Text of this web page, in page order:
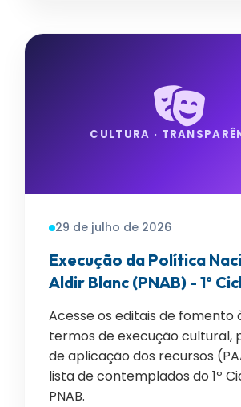
CULTURA ·
29 de julho de 2026
Execução da Política
Aldir Blanc (PNAB) - 1º
Acesse os editais de fomento
termos de execução cultural,
de aplicação dos recursos
lista de contemplados do 1º
PNAB.